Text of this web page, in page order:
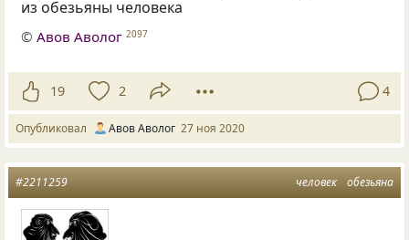
из обезьяны человека
©Авов Аволог 2097
19 2 4
Опубликовал Авов Аволог 27 ноя 2020
человек обезьяна
#2211259